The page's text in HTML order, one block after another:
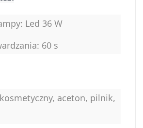
Led 36 W
60 s
aceton, pilnik,